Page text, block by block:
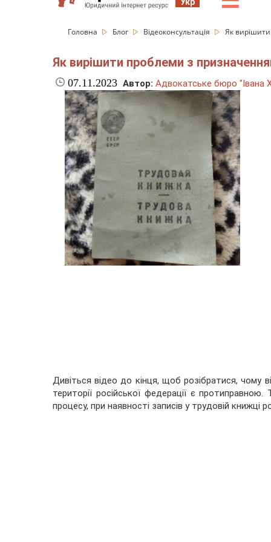
Головна Блог Відеоконсультація Як
Як вирішити проблеми з
07.11.2023 Автор: Адвокатське бюро "Івана
Дивіться відео до кінця, щоб розібратися, чому
території російської федерації є
процесу, при наявності записів у трудовій книжці